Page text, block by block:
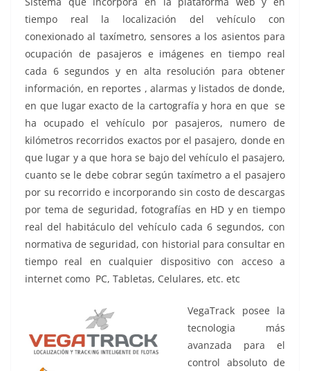
tiempo real la localización del vehículo con
conexionado al taxímetro, sensores a los asientos para
ocupación de pasajeros e imágenes en tiempo real
cada 6 segundos y en alta resolución para obtener
información, en reportes , alarmas y listados de donde,
en que lugar exacto de la cartografía y hora en que se
ha ocupado el vehículo por pasajeros, numero de
kilómetros recorridos exactos por el pasajero, donde en
que lugar y a que hora se bajo del vehículo el pasajero,
cuanto se le debe cobrar según taxímetro a el pasajero
por su recorrido e incorporando sin costo de descargas
por tema de seguridad, fotografías en HD y en tiempo
real del habitáculo del vehículo cada 6 segundos, con
normativa de seguridad, con historial para consultar en
tiempo real en cualquier dispositivo con acceso a
internet como PC, Tabletas, Celulares, etc. etc
VegaTrack posee la
tecnologia más
avanzada para el
control absoluto de